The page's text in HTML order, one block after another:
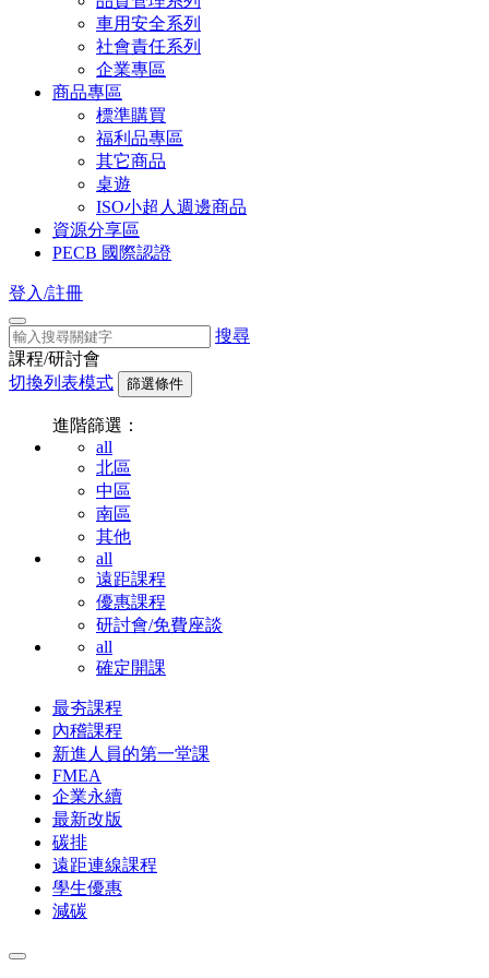
車用安全系列
社會責任系列
企業專區
商品專區
標準購買
福利品專區
其它商品
桌遊
ISO小超人週邊商品
資源分享區
PECB 國際認證
登入/註冊
搜尋
課程/研討會
切換列表模式
篩選條件
進階篩選：
all
北區
中區
南區
其他
all
遠距課程
優惠課程
研討會/免費座談
all
確定開課
最夯課程
內稽課程
新進人員的第一堂課
FMEA
企業永續
最新改版
碳排
遠距連線課程
學生優惠
減碳